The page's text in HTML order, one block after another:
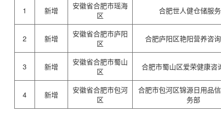
1 新增
安徽省合肥市瑶海
区
合肥世人健仓储服
2 新增
安徽省合肥市庐阳
区
合肥庐阳区艳阳营养咨
3 新增
安徽省合肥市蜀山
区
合肥市蜀山区爱荣健康咨
4 新增
安徽省合肥市包河
区
合肥市包河区锦源日用品
务部